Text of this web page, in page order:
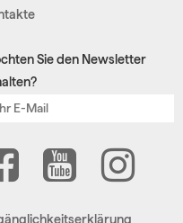
Sie den Newsletter